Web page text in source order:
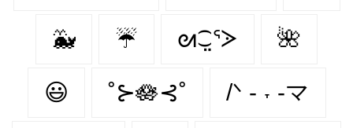
🐳 ☔ ᘛ⁐̤ᕐᐷ 🌺
😃 ˚⊱🪷⊰˚ /ᐠ - ˕ -マ